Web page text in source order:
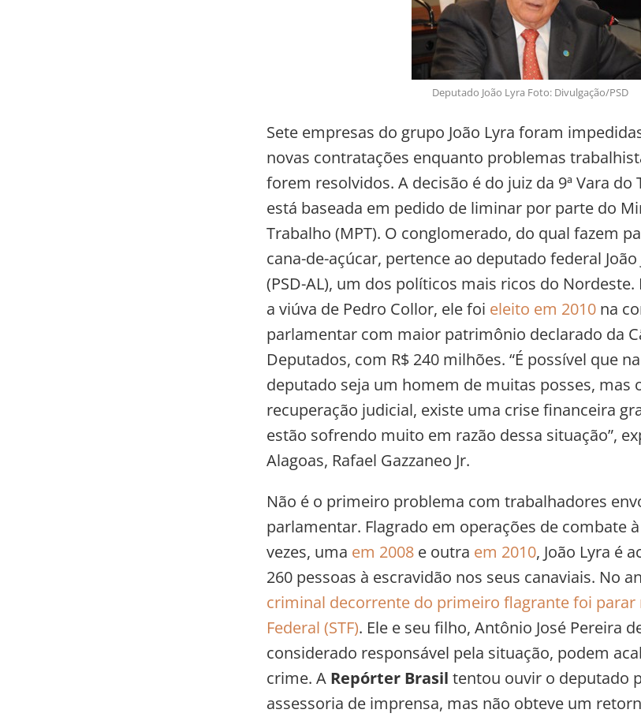
Deputado João Lyra Foto: Divulgação/PSD
Sete empresas do grupo João Lyra foram
novas contratações enquanto problemas
forem resolvidos. A decisão é do juiz da 9ª Vara do
está baseada em pedido de liminar por parte do
Trabalho (MPT). O conglomerado, do qual fazem
cana-de-açúcar, pertence ao deputado federal João
(PSD-AL), um dos políticos mais ricos do Nordeste.
a viúva de Pedro Collor, ele foi eleito em 2010na
parlamentar com maior patrimônio declarado da
Deputados, com R$ 240 milhões. “É possível que
deputado seja um homem de muitas posses, mas
recuperação judicial, existe uma crise financeira
estão sofrendo muito em razão dessa situação”,
Alagoas, Rafael Gazzaneo Jr.
Não é o primeiro problema com trabalhadores
parlamentar. Flagrado em operações de combate
vezes, uma em 2008e outra em 2010, João Lyra é
260 pessoas à escravidão nos seus canaviais. No
criminal decorrente do primeiro flagrante foi parar
Federal (STF). Ele e seu filho, Antônio José Pereira
considerado responsável pela situação, podem
crime. A Repórter Brasil tentou ouvir o deputado
assessoria de imprensa, mas não obteve um